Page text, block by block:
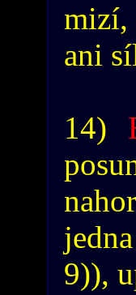
mizí,
ani
14)
9)),